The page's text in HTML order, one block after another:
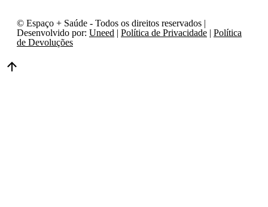
© Espaço + Saúde - Todos os direitos reservados |
Desenvolvido por: Uneed | Política de Privacidade | Política
de Devoluções